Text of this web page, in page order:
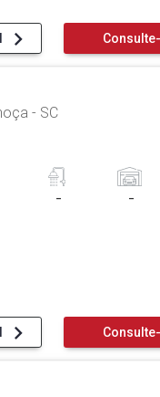
- SC
- -